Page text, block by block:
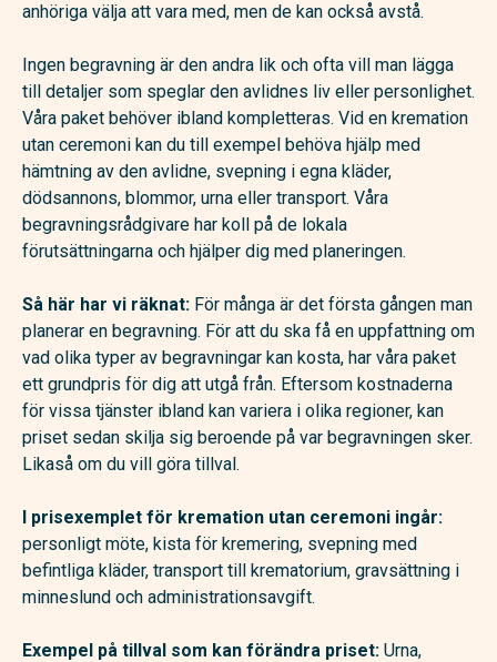
anhöriga välja att vara med, men de kan också avstå.
Ingen begravning är den andra lik och ofta vill man lägga
till detaljer som speglar den avlidnes liv eller personlighet.
Våra paket behöver ibland kompletteras. Vid en kremation
utan ceremoni kan du till exempel behöva hjälp med
hämtning av den avlidne, svepning i egna kläder,
dödsannons, blommor, urna eller transport. Våra
begravningsrådgivare har koll på de lokala
förutsättningarna och hjälper dig med planeringen.
Så här har vi räknat: För många är det första gången man
planerar en begravning. För att du ska få en uppfattning om
vad olika typer av begravningar kan kosta, har våra paket
ett grundpris för dig att utgå från. Eftersom kostnaderna
för vissa tjänster ibland kan variera i olika regioner, kan
priset sedan skilja sig beroende på var begravningen sker.
Likaså om du vill göra tillval.
I prisexemplet för kremation utan ceremoni ingår:
personligt möte, kista för kremering, svepning med
befintliga kläder, transport till krematorium, gravsättning i
minneslund och administrationsavgift.
Exempel på tillval som kan förändra priset: Urna,